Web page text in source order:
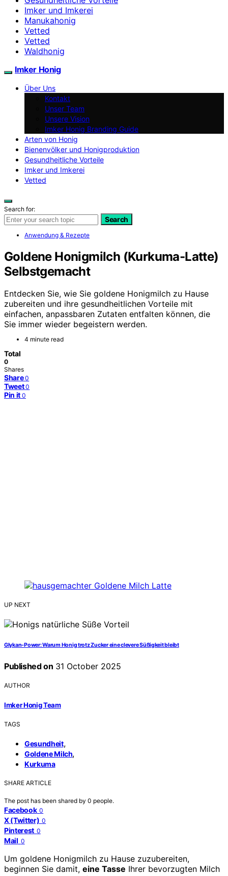
Imker und Imkerei
Manukahonig
Vetted
Vetted
Waldhonig
Imker Honig
Über Uns
Kontakt
Unser Team
Unsere Vision
Imker Honig Branding Guide
Arten von Honig
Bienenvölker und Honigproduktion
Gesundheitliche Vorteile
Imker und Imkerei
Vetted
Search for:
Search
Anwendung & Rezepte
Goldene Honigmilch (Kurkuma-Latte)
Selbstgemacht
Entdecken Sie, wie Sie goldene Honigmilch zu Hause
zubereiten und ihre gesundheitlichen Vorteile mit
einfachen, anpassbaren Zutaten entfalten können, die
Sie immer wieder begeistern werden.
4 minute read
Total
0
Shares
Share 0
Tweet 0
Pin it 0
UP NEXT
Glykan-Power: Warum Honig trotz Zucker eine clevere Süßigkeit bleibt
Published on 31 October 2025
AUTHOR
Imker Honig Team
TAGS
Gesundheit,
Goldene Milch,
Kurkuma
SHARE ARTICLE
The post has been shared by 0 people.
Facebook 0
X (Twitter) 0
Pinterest 0
Mail 0
Um goldene Honigmilch zu Hause zuzubereiten,
beginnen Sie damit, eine Tasse Ihrer bevorzugten Milch